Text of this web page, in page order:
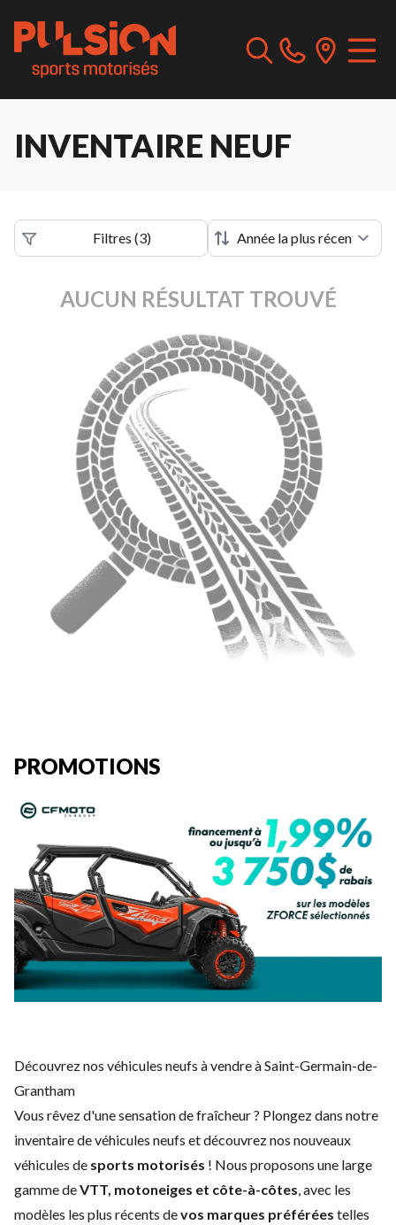
INVENTAIRE NEUF
Filtres (3)
AUCUN RÉSULTAT TROUVÉ
PROMOTIONS
Découvrez nos véhicules neufs à vendre à Saint-Germain-de-
Grantham
Vous rêvez d'une sensation de fraîcheur ? Plongez dans notre
inventaire de véhicules neufs et découvrez nos nouveaux
véhicules de sports motorisés ! Nous proposons une large
gamme deVTT, motoneiges et côte-à-côtes, avec les
modèles les plus récents devos marques préférées telles